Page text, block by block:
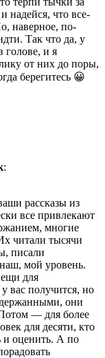
надейся, что все-
наверное, по-
Так что да, у
голове, и я
от них до поры,
берегитесь 😀
:
рассказы из
все привлекают
многие
читали тысячи
писали
мой уровень.
для
вас получится, но
они
— для более
для десяти, кто
и оценить. А по